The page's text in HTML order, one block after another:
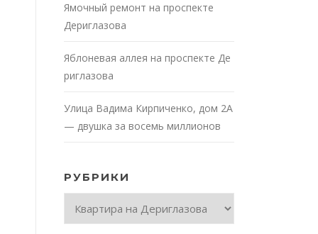
Ямочный ремонт на проспекте
Дериглазова
Яблоневая аллея на проспекте Де
риглазова
Улица Вадима Кирпиченко, дом 2А
— двушка за восемь миллионов
РУБРИКИ